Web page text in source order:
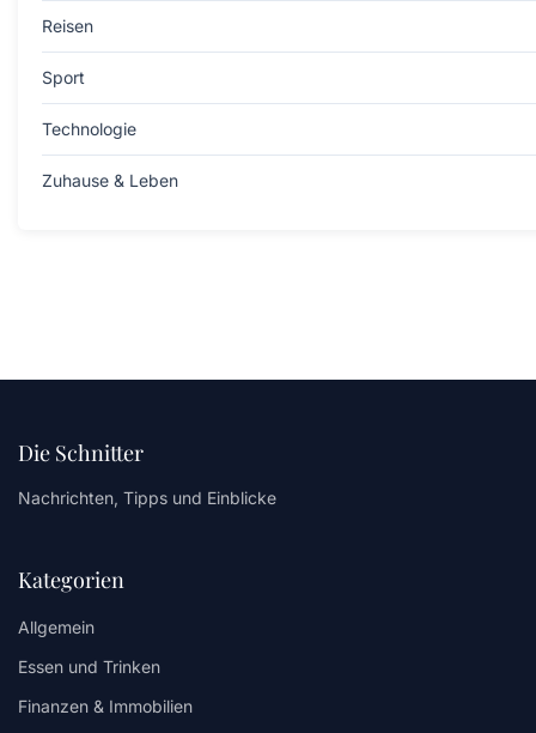
Reisen
Sport
Technologie
Zuhause & Leben
Die Schnitter
Nachrichten, Tipps und Einblicke
Kategorien
Allgemein
Essen und Trinken
Finanzen & Immobilien